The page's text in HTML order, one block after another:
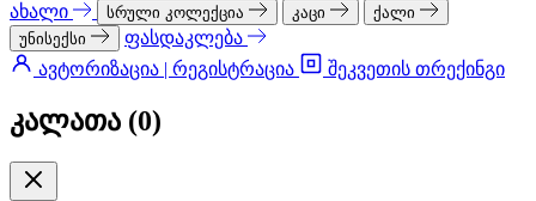
ახალი სრული კოლექცია კაცი
ქალი
უნისექსი
ფასდაკლება
ავტორიზაცია | რეგისტრაცია
შეკვეთის თრექინგი
კალათა (0)